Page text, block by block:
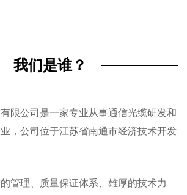
我们是谁？
限公司是一家专业从事通信光缆研发和
，公司位于江苏省南通市经济技术开发
管理、质量保证体系、雄厚的技术力